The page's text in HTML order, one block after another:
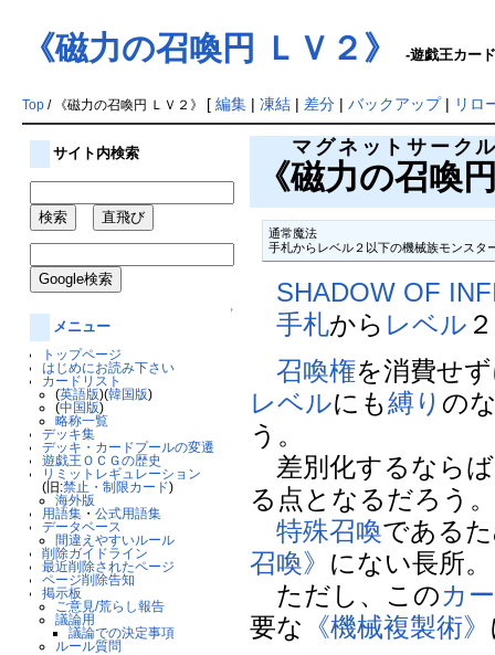
《磁力の召喚円 ＬＶ２》 -遊戯王カー
Top/ 《磁力の召喚円 ＬＶ２》 [ 編集| 凍結| 差分| バックアップ| リロ
サイト内検索
↑
メニュー
トップページ
はじめにお読み下さい
カードリスト
(英語版)(韓国版)
(中国版)
略称一覧
デッキ集
デッキ・カードプールの変遷
遊戯王ＯＣＧの歴史
リミットレギュレーション
(旧:禁止・制限カード)
海外版
用語集 ・公式用語集
データベース
間違えやすいルール
削除ガイドライン
最近削除されたページ
ページ削除告知
掲示板
ご意見/荒らし報告
議論用
議論での決定事項
ルール質問
《磁力の召喚
マグネットサークル
通常魔法
手札からレベル２以下の機械族モンスタ
SHADOW OF
手札から レベル
召喚権を消費せ
レベルにも縛り の
う。
差別化するなら
る点となるだろう
特殊召喚である
召喚》 にない長所。
ただし、このカ
要な 《機械複製術》